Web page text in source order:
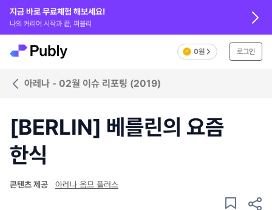
지금 바로 무료체험 해보세요!
나의 커리어 시작과 끝, 퍼블리
0원 로그인
아레나 - 02월 이슈 리포팅 (2019)
[BERLIN] 베를린의 요즘
한식
콘텐츠 제공 아레나 옴므 플러스